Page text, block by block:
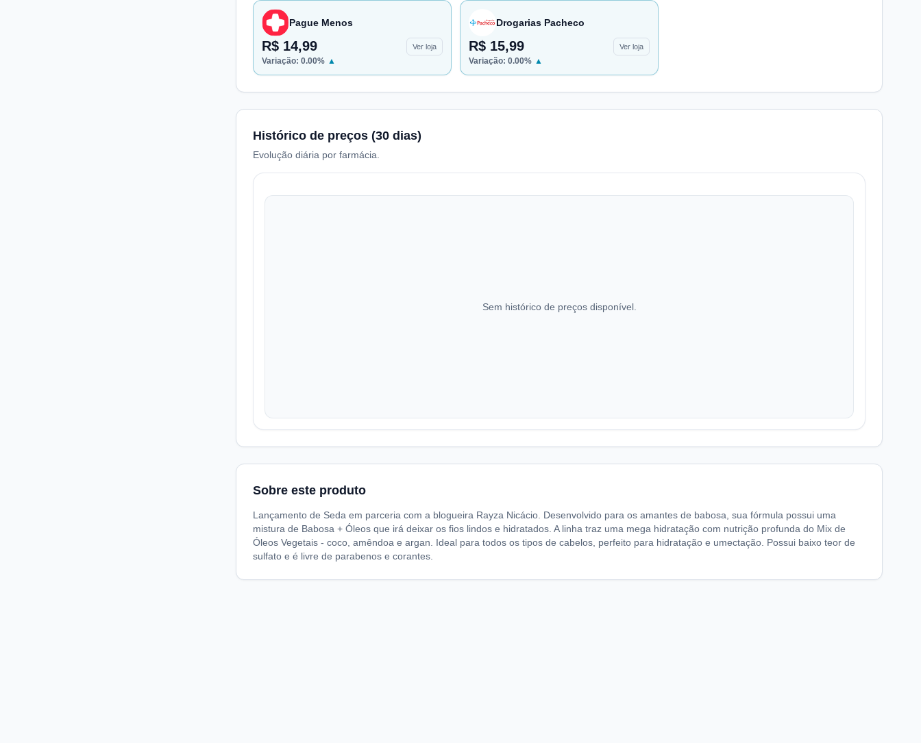
Pague Menos
R$ 14,99 Ver loja
Variação: 0.00% ▲
Drogarias Pacheco
R$ 15,99 Ver loja
Variação: 0.00% ▲
Histórico de preços (30 dias)
Evolução diária por farmácia.
Sem histórico de preços disponível.
Sobre este produto
Lançamento de Seda em parceria com a blogueira Rayza Nicácio. Desenvolvido para os amantes de babosa, sua fórmula possui uma
mistura de Babosa + Óleos que irá deixar os fios lindos e hidratados. A linha traz uma mega hidratação com nutrição profunda do Mix de
Óleos Vegetais - coco, amêndoa e argan. Ideal para todos os tipos de cabelos, perfeito para hidratação e umectação. Possui baixo teor de
sulfato e é livre de parabenos e corantes.